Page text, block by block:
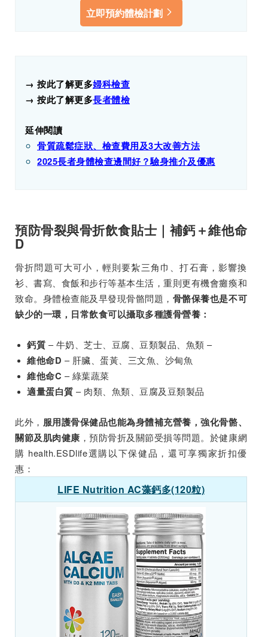
立即預約體檢計劃
→ 按此了解更多婦科檢查
→ 按此了解更多長者體檢
延伸閱讀
骨質疏鬆症狀、檢查費用及3大改善方法
2025長者身體檢查邊間好？驗身推介及優惠
預防骨裂與骨折飲食貼士｜補鈣＋維他命
D
骨折問題可大可小，輕則要紮三角巾、打石膏，影響換
衫、書寫、食飯和步行等基本生活，重則更有機會癱瘓和
致命。身體檢查能及早發現骨骼問題， 骨骼保養也是不可
缺少的一環，日常飲食可以攝取多種護骨營養：
鈣質 – 牛奶、芝士、豆腐、豆類製品、魚類 –
維他命D – 肝臟、蛋黃、三文魚、沙甸魚
維他命C – 綠葉蔬菜
適量蛋白質 – 肉類、魚類、豆腐及豆類製品
此外， 服用護骨保健品也能為身體補充營養，強化骨骼、
關節及肌肉健康 ，預防骨折及關節受損等問題。於健康網
購 health.ESDlife選購以下保健品，還可享獨家折扣優
惠：
LIFE Nutrition AC藻鈣多(120粒)